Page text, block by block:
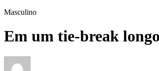
Masculino
Em um tie-break